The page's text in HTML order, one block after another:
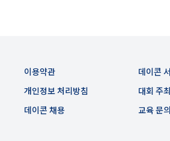
유가 있을 때, 약관을 변경할 수 있으며,
이지의 공지게시판에 그 적용일자 7일 이
까지 공지한다.
1) 회원가입 시 수집하는 항목
필수 항목 : 아이디, 비밀번호, 이름, 닉네임
선택 항목 : 휴대폰번호, 생년월일, 국가, 직
이용약관
개인정보 처리방침
대회 주
교육 문의
데이콘
데이콘 채용